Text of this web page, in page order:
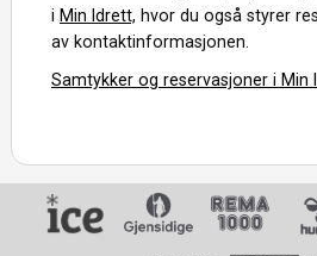
i Min Idrett, hvor du også styrer
av kontaktinformasjonen.
Samtykker og reservasjoner i Min